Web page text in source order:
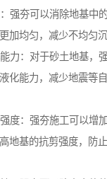
强夯可以消除地基中
加均匀，减少不均匀沉
力：对于砂土地基，
化能力，减少地震等
度：强夯施工可以增
地基的抗剪强度，防